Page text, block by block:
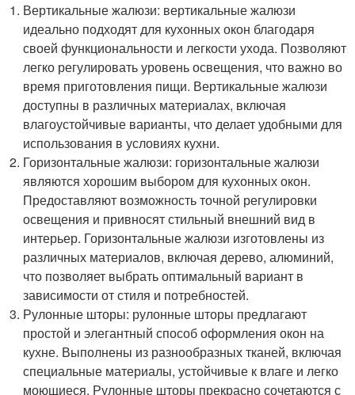
Вертикальные жалюзи: вертикальные жалюзи
идеально подходят для кухонных окон благодаря
своей функциональности и легкости ухода. Позволяют
легко регулировать уровень освещения, что важно во
время приготовления пищи. Вертикальные жалюзи
доступны в различных материалах, включая
влагоустойчивые варианты, что делает удобными для
использования в условиях кухни.
Горизонтальные жалюзи: горизонтальные жалюзи
являются хорошим выбором для кухонных окон.
Предоставляют возможность точной регулировки
освещения и привносят стильный внешний вид в
интерьер. Горизонтальные жалюзи изготовлены из
различных материалов, включая дерево, алюминий,
что позволяет выбрать оптимальный вариант в
зависимости от стиля и потребностей.
Рулонные шторы: рулонные шторы предлагают
простой и элегантный способ оформления окон на
кухне. Выполнены из разнообразных тканей, включая
специальные материалы, устойчивые к влаге и легко
моющиеся. Рулонные шторы прекрасно сочетаются с